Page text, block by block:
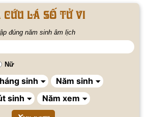
cứu lá số tử vi
đúng năm sinh âm lịch
Nữ